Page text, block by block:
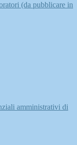
(da pubblicare in
amministrativi di